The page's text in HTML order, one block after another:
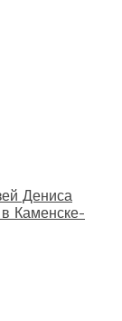
Дениса
Каменске-